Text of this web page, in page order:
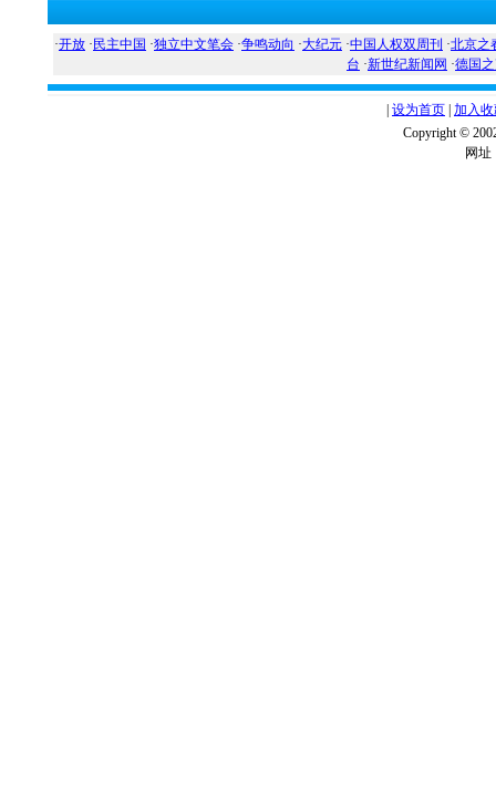
·开放 · 民主中国 ·独立中文笔会 ·争鸣动向 ·大纪元 ·中国人权双周刊 ·北京之
台 ·新世纪新闻网 ·德国
设为首页 加入
Copyright ©
网址